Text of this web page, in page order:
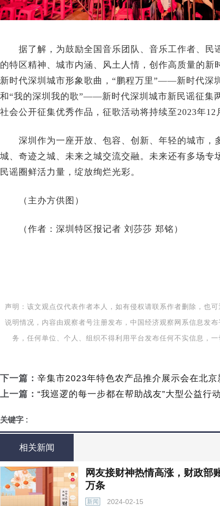
据了解，为鼓励全国音乐团队、音乐工作者、民
的特区精神、城市内涵、风土人情，创作高质量的新
新时代深圳城市形象歌曲，“鹏程万里”——新时代深
和“我的深圳我的歌”——新时代深圳城市新民谣征集
社会公开征集优秀作品，征歌活动将持续至2023年12
深圳作为一座开放、包容、创新、年轻的城市，
城、奇迹之城、未来之城交流交融。未来还有多场专
民谣圈鲜活力量，绽放绚烂光彩。
（主办方供图）
（作者：深圳特区报记者 刘莎莎 郑铭）
声明：该文观点仅代表作者本人，如有侵权请联系作者删除，也
说明情况，内容由观察者号注册发布，中国经济观察网系信息发
务，任何单位、个人、组织不得利用平台发布任何不实信息，
下一篇： 辛集市2023年特色农产品推介展示会在北
上一篇： “我巡逻的每一步都在帮助战友”大型公益行
关键字 :
相关新闻
网友接财神热情高涨，财政部
万条
新闻 2024-02-15